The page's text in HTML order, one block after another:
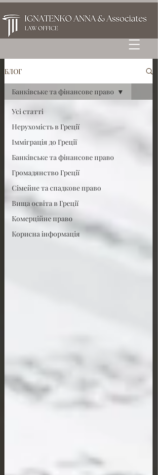
БЛОГ
Усі статті
Нерухомість в Греції
Імміграція до Греції
Банківське та фінансове право
Громадянство Греції
Сімейне та спадкове право
Вища освіта в Греції
Комерційне право
Корисна інформація
Банківське та фінансове право